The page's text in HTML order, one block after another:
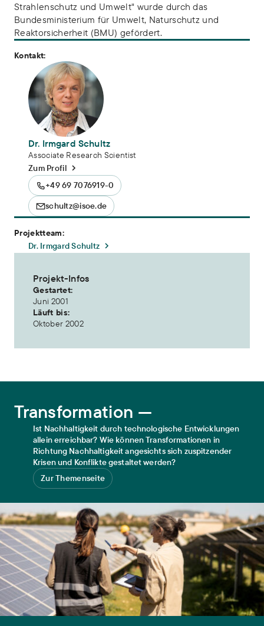
Strahlenschutz und Umwelt" wurde durch das
Bundesministerium für Umwelt, Naturschutz und
Reaktorsicherheit (BMU) gefördert.
Kontakt:
Dr. Irmgard Schultz
Associate Research Scientist
Zum Profil
+49 69 7076919-0
schultz@isoe.de
Projektteam:
Dr. Irmgard Schultz
Projekt-Infos
Gestartet:
Juni 2001
Läuft bis:
Oktober 2002
Transformation —
Ist Nachhaltigkeit durch technologische Entwicklungen
allein erreichbar? Wie können Transformationen in
Richtung Nachhaltigkeit angesichts sich zuspitzender
Krisen und Konflikte gestaltet werden?
Zur Themenseite